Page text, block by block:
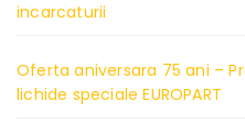
incarcaturii
Oferta aniversara 75 ani –
lichide speciale EUROPART